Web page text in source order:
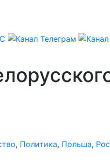
, Политика, Польша,